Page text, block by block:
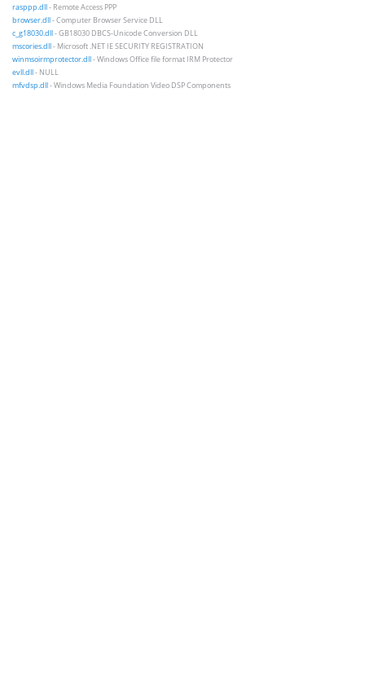
rasppp.dll- Remote Access PPP
browser.dll- Computer Browser Service DLL
c_g18030.dll- GB18030 DBCS-Unicode Conversion DLL
mscories.dll- Microsoft .NET IE SECURITY REGISTRATION
winmsoirmprotector.dll- Windows Office file format IRM Protector
evll.dll- NULL
mfvdsp.dll- Windows Media Foundation Video DSP Components